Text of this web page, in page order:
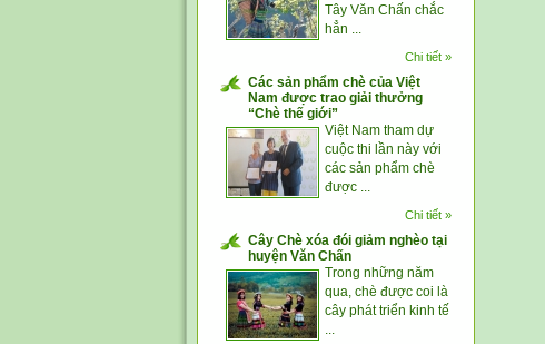
Tây Văn Chấn chắc
hẳn ...
Chi tiết »
Các sản phẩm chè của Việt
Nam được trao giải thưởng
“Chè thế giới”
Việt Nam tham dự
cuộc thi lần này với
các sản phẩm chè
được ...
Chi tiết »
Cây Chè xóa đói giảm nghèo tại
huyện Văn Chấn
Trong những năm
qua, chè được coi là
cây phát triển kinh tế
...